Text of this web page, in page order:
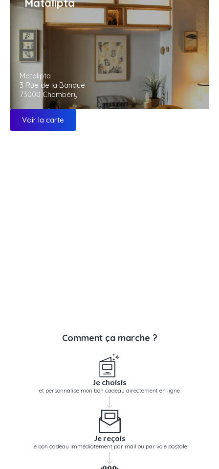
Matalipta
Matalipta
3 Rue de la Banque
73000 Chambéry
Voir la carte
Comment ça marche ?
Je choisis
et personnalise mon bon cadeau directement en ligne
Je reçois
le bon cadeau immédiatement par mail ou par voie postale